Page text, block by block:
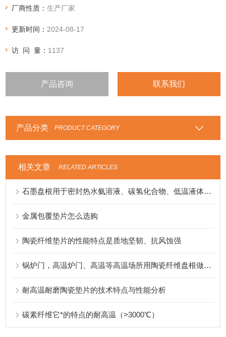
厂商性质：生产厂家
更新时间： 2024-08-17
访 问 量： 1137
产品咨询 联系我们
产品分类 PRODUCT CATEGORY
相关文章 RELATED ARTICLES
石墨盘根用于密封热水氨溶液、碳氢化合物、低温液体等介质
金属包覆垫片怎么选购
陶瓷纤维垫片的性能特点是质地坚韧、抗风蚀强
锅炉门，高温炉门、高温等高温场所用陶瓷纤维盘根做密封料
耐高温耐磨陶瓷垫片的技术特点与性能分析
碳素纤维它*的特点的耐高温（>3000℃）